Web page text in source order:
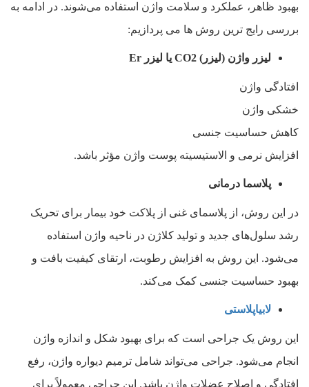
بهبود ظاهر، عملکرد و سلامت واژن استفاده می‌شوند. در ادامه به
بررسی رایج ترین روش ها می پردازیم:
لیزر واژن (لیزر) CO2 یا لیزر Er
افتادگی واژن
خشکی واژن
کاهش حساسیت جنسی
افزایش نرمی و الاستیسیته پوست واژن مؤثر باشد.
پلاسما درمانی
در این روش، از پلاسمای غنی از پلاکت خود بیمار برای تحریک
رشد سلول‌های جدید و تولید کلاژن در ناحیه واژن استفاده
می‌شود. این روش به افزایش رطوبت، ارتقای کیفیت بافت و
بهبود حساسیت جنسی کمک می‌کند.
لابیاپلاستی
این روش یک جراحی است که برای بهبود شکل و اندازه واژن
انجام می‌شود. جراحی می‌تواند شامل ترمیم دیواره واژن، رفع
افتادگی و اصلاح عضلات واژن باشد. این جراحی معمولاً برای